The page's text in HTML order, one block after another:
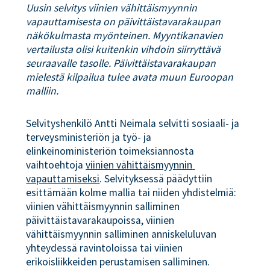
Uusin selvitys viinien vähittäismyynnin
vapauttamisesta on päivittäistavarakaupan
näkökulmasta myönteinen. Myyntikanavien
vertailusta olisi kuitenkin vihdoin siirryttävä
seuraavalle tasolle. Päivittäistavarakaupan
mielestä kilpailua tulee avata muun Euroopan
malliin.
Selvityshenkilö Antti Neimala selvitti sosiaali- ja
terveysministeriön ja työ- ja
elinkeinoministeriön toimeksiannosta
vaihtoehtojaviinien vähittäismyynnin
vapauttamiseksi. Selvityksessä päädyttiin
esittämään kolme mallia tai niiden yhdistelmiä:
viinien vähittäismyynnin salliminen
päivittäistavarakaupoissa, viinien
vähittäismyynnin salliminen anniskeluluvan
yhteydessä ravintoloissa tai viinien
erikoisliikkeiden perustamisen salliminen.